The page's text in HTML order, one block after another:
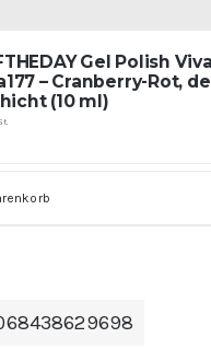
Gel Polish Viva
– Cranberry-Rot,
(10 ml)